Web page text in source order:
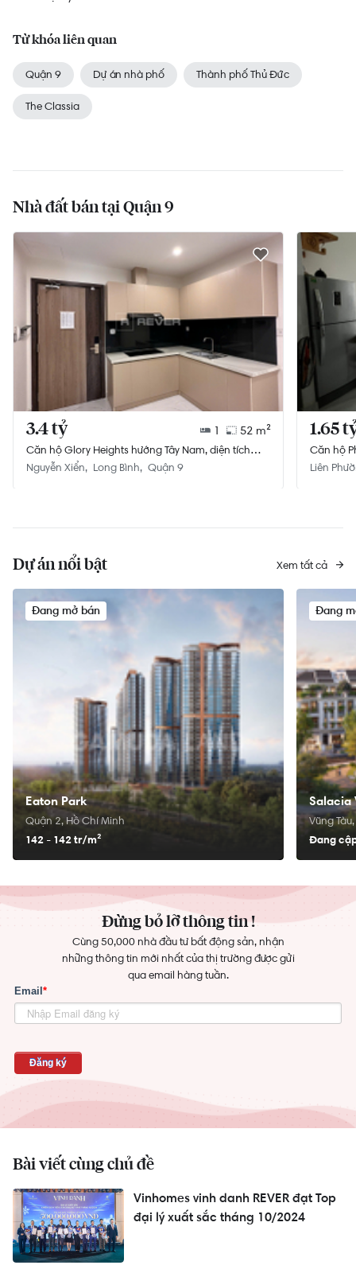
Từ khóa liên quan
Quận 9 Dự án nhà phố Thành phố Thủ Đức
The Classia
Nhà đất bán tại Quận 9
3.4 tỷ 1 52 m²
Căn hộ Glory Heights hướng Tây Nam, diện tích
52m²
Nguyễn Xiển Long Bình Quận 9
1.65
Căn hộ
không
Liên
Bài viết cùng chủ đề
Vinhomes vinh danh REVER đạt Top
đại lý xuất sắc tháng 10/2024
Dự án nổi bật Xem tất cả
Đang mở bán
Eaton Park
Quận 2, Hồ Chí Minh
142 - 142 tr/m²
Đang
Salacia
Vũng
Đang
Đừng bỏ lỡ thông tin !
Cùng 50,000 nhà đầu tư bất động sản, nhận
những thông tin mới nhất của thị trường được gửi
qua email hàng tuần.